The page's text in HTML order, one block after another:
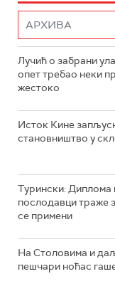
Лучић о забрани
опет требао неки
жестоко
Исток Кине
становништво у
Турински: Диплома
послодавци траже
се примени
На Столовима и
пешчари ноћас